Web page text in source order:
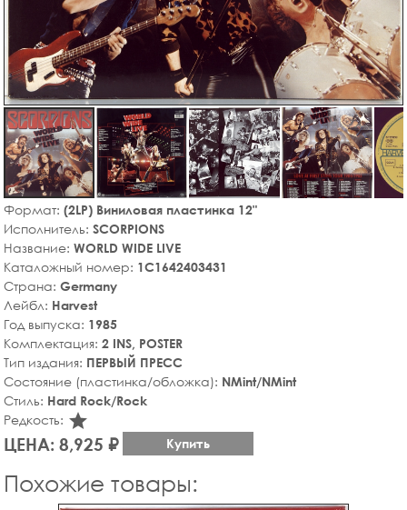
Формат: (2LP) Виниловая пластинка 12"
Исполнитель: SCORPIONS
Название: WORLD WIDE LIVE
Каталожный номер: 1C1642403431
Страна: Germany
Лейбл: Harvest
Год выпуска: 1985
Комплектация: 2 INS, POSTER
Тип издания: ПЕРВЫЙ ПРЕСС
Состояние (пластинка/обложка): NMint/NMint
Стиль: Hard Rock/Rock
Редкость: star_rate
ЦЕНА: 8,925 ₽ Купить
Похожие товары: